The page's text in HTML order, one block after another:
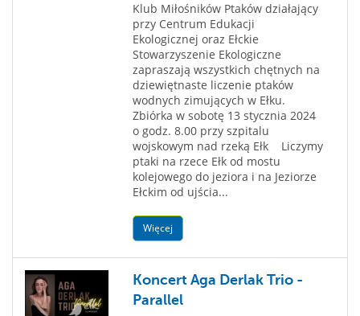
Klub Miłośników Ptaków działający
przy Centrum Edukacji
Ekologicznej oraz Ełckie
Stowarzyszenie Ekologiczne
zapraszają wszystkich chętnych na
dziewiętnaste liczenie ptaków
wodnych zimujących w Ełku.
Zbiórka w sobotę 13 stycznia 2024
o godz. 8.00 przy szpitalu
wojskowym nad rzeką Ełk Liczymy
ptaki na rzece Ełk od mostu
kolejowego do jeziora i na Jeziorze
Ełckim od ujścia...
Więcej
Koncert Aga Derlak Trio -
Parallel